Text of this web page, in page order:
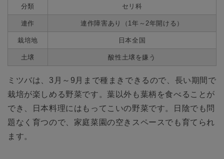
分類 セリ科
連作 連作障害あり（1年～2年開ける）
栽培地 日本全国
土壌 酸性土壌を嫌う
ミツバは、3月～9月まで種まきできるので、長い期間で
栽培が楽しめる野菜です。葉以外も葉柄を食べることが
でき、日本料理にはもってこいの野菜です。日陰でも問
題なく育つので、家庭菜園の空きスペースでも育てられ
ます。